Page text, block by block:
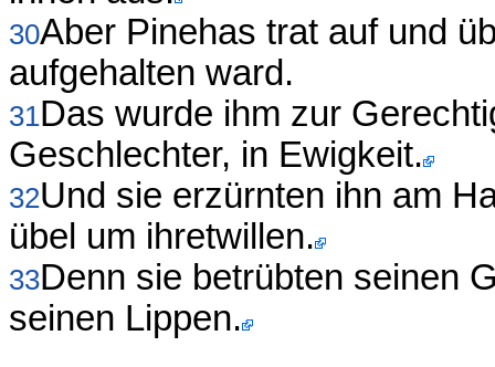
30Aber Pinehas trat auf und
aufgehalten ward.
31Das wurde ihm zur
Geschlechter, in Ewigkeit.
32Und sie erzürnten ihn am
übel um ihretwillen.
33Denn sie betrübten seinen
seinen Lippen.